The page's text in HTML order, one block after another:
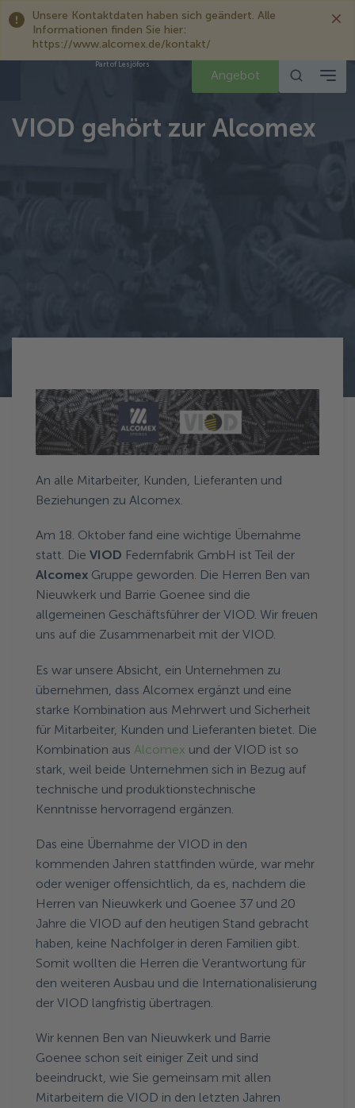
Unsere Kontaktdaten haben sich geändert. Alle
Informationen finden Sie hier:
https://www.alcomex.de/kontakt/
Part of Lesjöfors
Angebot
VIOD gehört zur Alcomex
An alle Mitarbeiter, Kunden, Lieferanten und
Beziehungen zu Alcomex.
Am 18. Oktober fand eine wichtige Übernahme
statt. Die VIOD Federnfabrik GmbH ist Teil der
Alcomex Gruppe geworden. Die Herren Ben van
Nieuwkerk und Barrie Goenee sind die
allgemeinen Geschäftsführer der VIOD. Wir freuen
uns auf die Zusammenarbeit mit der VIOD.
Es war unsere Absicht, ein Unternehmen zu
übernehmen, dass Alcomex ergänzt und eine
starke Kombination aus Mehrwert und Sicherheit
für Mitarbeiter, Kunden und Lieferanten bietet. Die
Kombination aus Alcomex und der VIOD ist so
stark, weil beide Unternehmen sich in Bezug auf
technische und produktionstechnische
Kenntnisse hervorragend ergänzen.
Das eine Übernahme der VIOD in den
kommenden Jahren stattfinden würde, war mehr
oder weniger offensichtlich, da es, nachdem die
Herren van Nieuwkerk und Goenee 37 und 20
Jahre die VIOD auf den heutigen Stand gebracht
haben, keine Nachfolger in deren Familien gibt.
Somit wollten die Herren die Verantwortung für
den weiteren Ausbau und die Internationalisierung
der VIOD langfristig übertragen.
Wir kennen Ben van Nieuwkerk und Barrie
Goenee schon seit einiger Zeit und sind
beeindruckt, wie Sie gemeinsam mit allen
Mitarbeitern die VIOD in den letzten Jahren